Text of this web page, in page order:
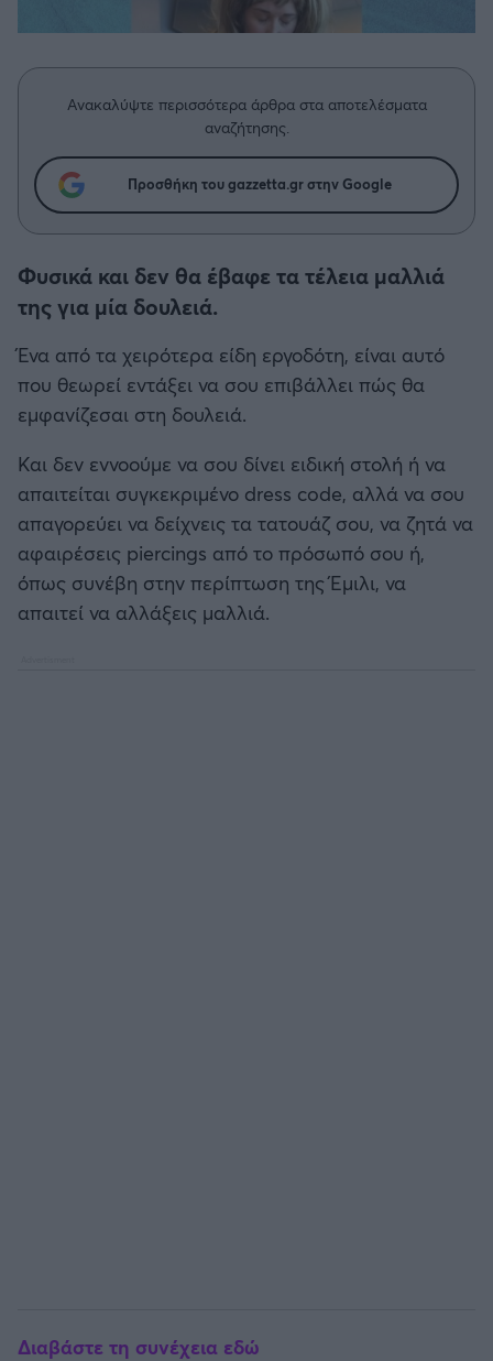
Άρης
Βόλος
Ατρόμητος Αθηνών
Αστέρας Τρίπολης
Καλαμάτα
Ηρακλής
Μπαρτσελόνα
Παρί Σεν Ζερμέν
Ανακαλύψτε περισσότερα άρθρα στα αποτελέσματα
αναζήτησης.
Προσθήκη του gazzetta.gr στην Google
Φυσικά και δεν θα έβαφε τα τέλεια μαλλιά
της για μία δουλειά.
Ένα από τα χειρότερα είδη εργοδότη, είναι αυτό
που θεωρεί εντάξει να σου επιβάλλει πώς θα
εμφανίζεσαι στη δουλειά.
Και δεν εννοούμε να σου δίνει ειδική στολή ή να
απαιτείται συγκεκριμένο dress code, αλλά να σου
απαγορεύει να δείχνεις τα τατουάζ σου, να ζητά να
αφαιρέσεις piercings από το πρόσωπό σου ή,
όπως συνέβη στην περίπτωση της Έμιλι, να
απαιτεί να αλλάξεις μαλλιά.
Διαβάστε τη συνέχεια εδώ